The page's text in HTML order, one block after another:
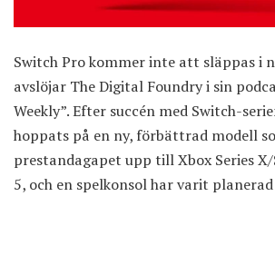
Switch Pro kommer inte att släppas i
avslöjar The Digital Foundry i sin
Weekly”. Efter succén med Switch-
hoppats på en ny, förbättrad modell
prestandagapet upp till Xbox Series
5, och en spelkonsol har varit